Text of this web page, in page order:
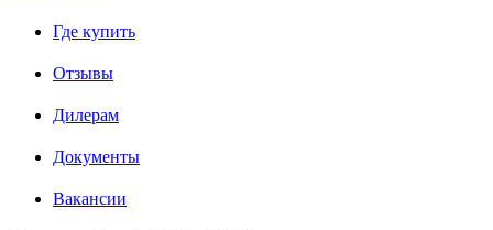
Где купить
Отзывы
Дилерам
Документы
Вакансии